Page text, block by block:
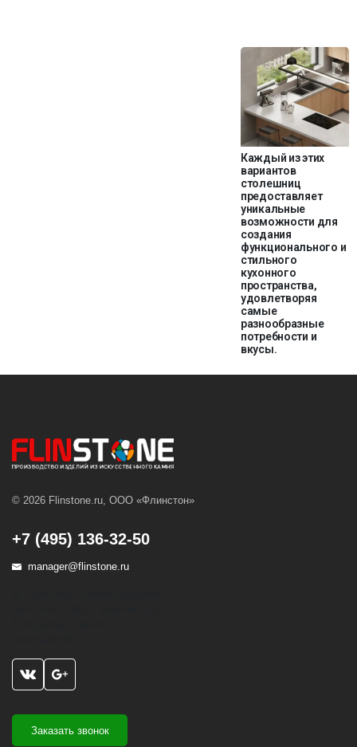
Каждый из этих
вариантов
столешниц
предоставляет
уникальные
возможности для
создания
функционального и
стильного
кухонного
пространства,
удовлетворяя
самые
разнообразные
потребности и
вкусы.
© 2026 Flinstone.ru, ООО «Флинстон»
+7 (495) 136-32-50
manager@flinstone.ru
Заказать звонок